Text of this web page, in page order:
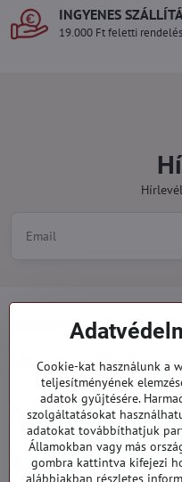
INGYENES
19.000 Ft feletti
Minden a
Megrendelések
Kategóriák
919 060 751
Hétfő - Péntek: 09:00 -
Cookie-kat használunk a
teljesítményének
adatok gyűjtésére.
szolgáltatásokat
adatokat továbbíthatjuk
Államokban vagy más
gombra kattintva kifejezi
alábbiakban részletes